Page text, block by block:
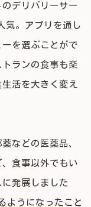
デリバリーサー
気。アプリを通し
を選ぶことがで
ランの食事も楽
活を大きく変え
などの医薬品、
食事以外でもい
発展しました
ようになった こと